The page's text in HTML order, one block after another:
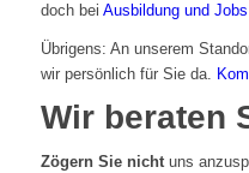
doch bei Ausbildung und Jobs
Übrigens: An unserem
wir persönlich für Sie da.
Wir beraten
Zögern Sie nichtuns